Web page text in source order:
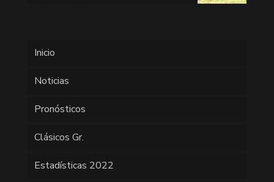
Inicio
Noticias
Pronósticos
Clásicos Gr.
Estadísticas 2022